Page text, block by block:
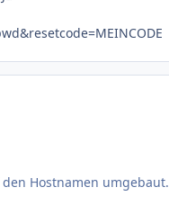
Hostnamen umgebaut.